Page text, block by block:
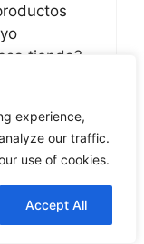
experience,
our traffic.
use of cookies.
Accept All
tienda?